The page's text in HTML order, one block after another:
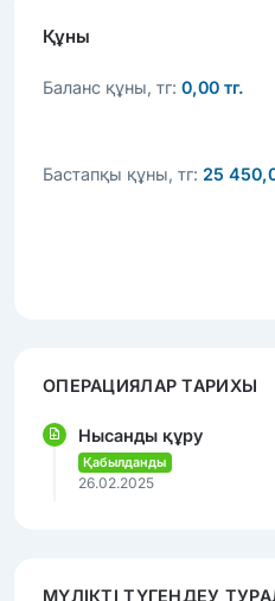
Құны
Баланс құны, тг: 0,00 тг.
Бастапқы құны, тг: 25
ОПЕРАЦИЯЛАР ТАРИХЫ
Нысанды құру
Қабылданды
26.02.2025
МҮЛІКТІ ТҮГЕНДЕУ